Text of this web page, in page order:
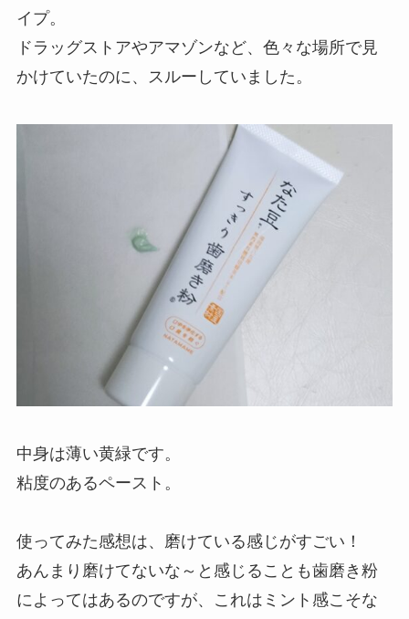
イプ。
ドラッグストアやアマゾンなど、色々な場所で見
かけていたのに、スルーしていました。
中身は薄い黄緑です。
粘度のあるペースト。
使ってみた感想は、磨けている感じがすごい！
あんまり磨けてないな～と感じることも歯磨き粉
によってはあるのですが、これはミント感こそな